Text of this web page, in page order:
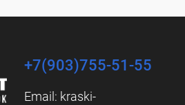
+7(903)755-51-55
Email: kraski-